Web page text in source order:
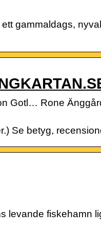
gammaldags,
Gotl… Rone
Se betyg,
levande fiskehamn